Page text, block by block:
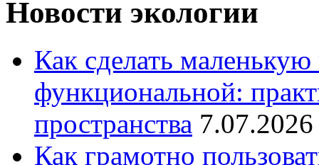
Новости экологии
Как сделать
функциональной:
пространства
Как грамотно